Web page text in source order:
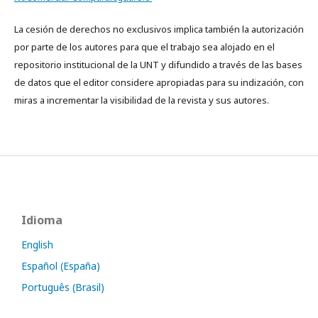
La cesión de derechos no exclusivos implica también la autorización
por parte de los autores para que el trabajo sea alojado en el
repositorio institucional de la UNT y difundido a través de las bases
de datos que el editor considere apropiadas para su indización, con
miras a incrementar la visibilidad de la revista y sus autores.
Idioma
English
Español (España)
Português (Brasil)